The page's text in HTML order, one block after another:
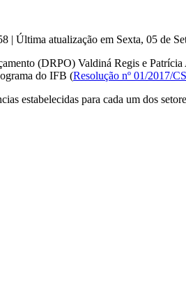
| Última atualização em Sexta, 05 de
(DRPO) Valdiná Regis e
do IFB (Resolução nº 01/2017/CS
estabelecidas para cada um dos